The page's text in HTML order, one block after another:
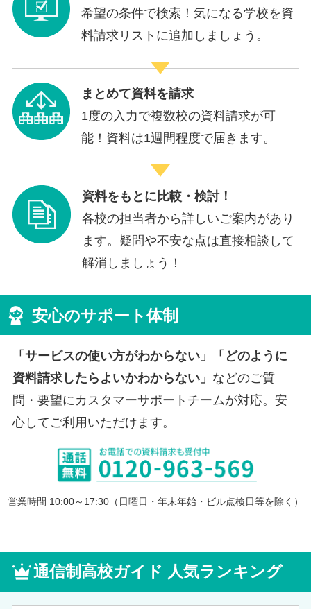
希望の条件で検索！気になる学校を資
料請求リストに追加しましょう。
まとめて資料を請求
1度の入力で複数校の資料請求が可
能！資料は1週間程度で届きます。
資料をもとに比較・検討！
各校の担当者から詳しいご案内があり
ます。疑問や不安な点は直接相談して
解消しましょう！
安心のサポート体制
「サービスの使い方がわからない」「どのように
資料請求したらよいかわからない」 などのご質
問・要望にカスタマーサポートチームが対応。安
心してご利用いただけます。
営業時間 10:00～17:30（日曜日・年末年始・ビル点検日等を除く）
通信制高校ガイド 人気ランキング